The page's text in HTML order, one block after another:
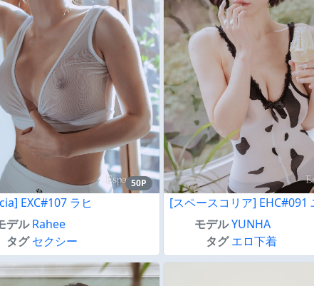
50P
EXC#107 ラヒ
デル Rahee
タグ セクシー
[スペースコリア] EHC#091
モデルYUNHA
タグ エロ下着